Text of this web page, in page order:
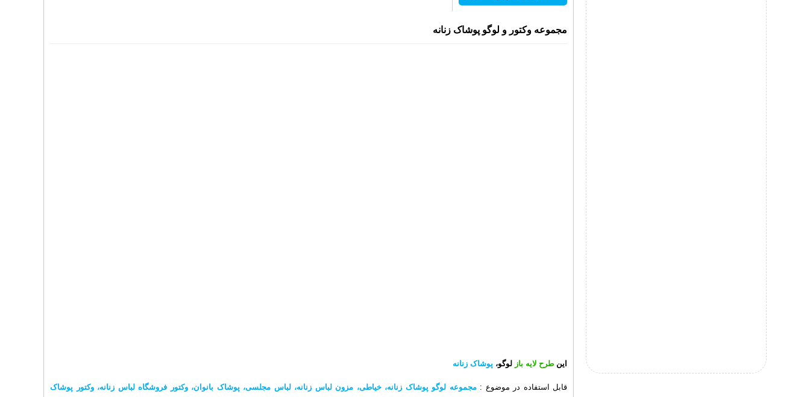
مجموعه وکتور و لوگو پوشاک زنانه
این طرح لایه باز لوگو، پوشاک زنانه
قابل استفاده در موضوع : مجموعه لوگو پوشاک زنانه، خیاطی، مزون لباس زنانه، لباس مجلسی، پوشاک بانوان، وکتور فروشگاه لباس زنانه، وکتور پوشاک